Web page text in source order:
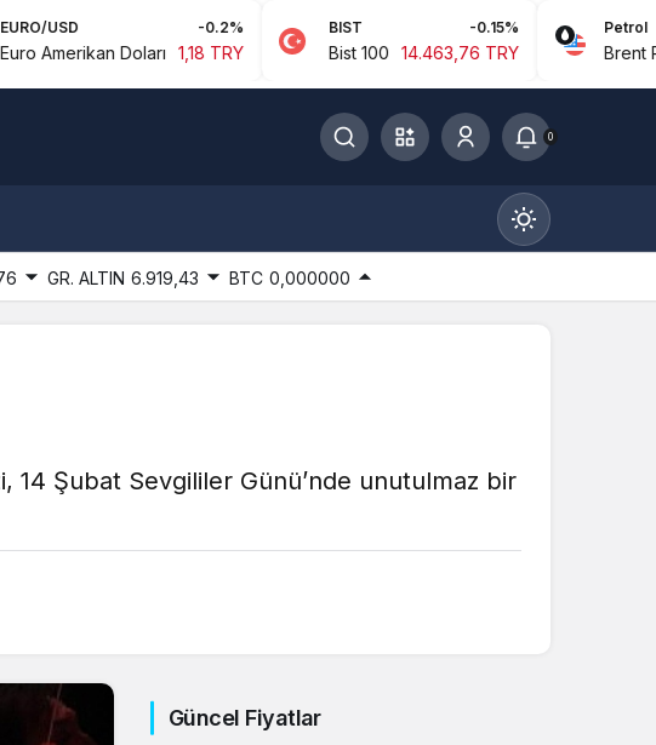
Doları 1,18 TRY Bist 100 14.463,76 TRY
Petrol
Brent Petrol
0
GR. ALTIN 6.919,43 BTC 0,000000
14 Şubat Sevgililer Günü’nde unutulmaz bir
Güncel Fiyatlar